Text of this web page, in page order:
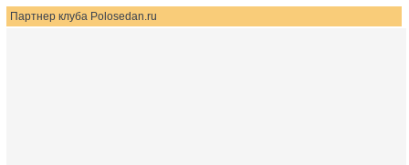
Партнер клуба Polosedan.ru